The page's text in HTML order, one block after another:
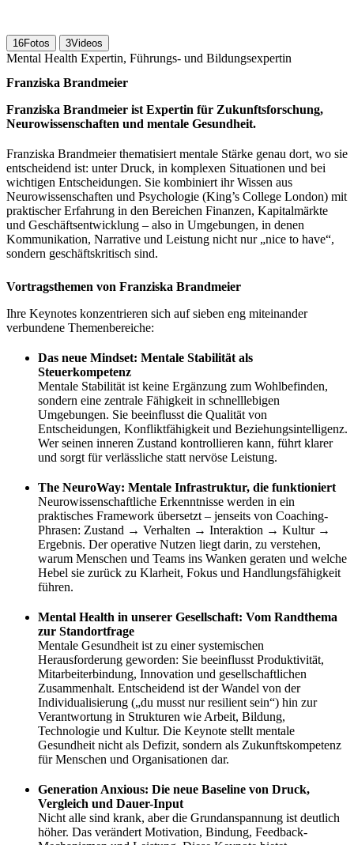
16Fotos 3Videos
Mental Health Expertin, Führungs- und Bildungsexpertin
Franziska Brandmeier
Franziska Brandmeier ist Expertin für Zukunftsforschung,
Neurowissenschaften und mentale Gesundheit.
Franziska Brandmeier thematisiert mentale Stärke genau dort, wo sie
entscheidend ist: unter Druck, in komplexen Situationen und bei
wichtigen Entscheidungen. Sie kombiniert ihr Wissen aus
Neurowissenschaften und Psychologie (King’s College London) mit
praktischer Erfahrung in den Bereichen Finanzen, Kapitalmärkte
und Geschäftsentwicklung – also in Umgebungen, in denen
Kommunikation, Narrative und Leistung nicht nur „nice to have“,
sondern geschäftskritisch sind.
Vortragsthemen von Franziska Brandmeier
Ihre Keynotes konzentrieren sich auf sieben eng miteinander
verbundene Themenbereiche:
Das neue Mindset: Mentale Stabilität als
Steuerkompetenz
Mentale Stabilität ist keine Ergänzung zum Wohlbefinden,
sondern eine zentrale Fähigkeit in schnelllebigen
Umgebungen. Sie beeinflusst die Qualität von
Entscheidungen, Konfliktfähigkeit und Beziehungsintelligenz.
Wer seinen inneren Zustand kontrollieren kann, führt klarer
und sorgt für verlässliche statt nervöse Leistung.
The NeuroWay: Mentale Infrastruktur, die funktioniert
Neurowissenschaftliche Erkenntnisse werden in ein
praktisches Framework übersetzt – jenseits von Coaching-
Phrasen: Zustand → Verhalten → Interaktion → Kultur →
Ergebnis. Der operative Nutzen liegt darin, zu verstehen,
warum Menschen und Teams ins Wanken geraten und welche
Hebel sie zurück zu Klarheit, Fokus und Handlungsfähigkeit
führen.
Mental Health in unserer Gesellschaft: Vom Randthema
zur Standortfrage
Mentale Gesundheit ist zu einer systemischen
Herausforderung geworden: Sie beeinflusst Produktivität,
Mitarbeiterbindung, Innovation und gesellschaftlichen
Zusammenhalt. Entscheidend ist der Wandel von der
Individualisierung („du musst nur resilient sein“) hin zur
Verantwortung in Strukturen wie Arbeit, Bildung,
Technologie und Kultur. Die Keynote stellt mentale
Gesundheit nicht als Defizit, sondern als Zukunftskompetenz
für Menschen und Organisationen dar.
Generation Anxious: Die neue Baseline von Druck,
Vergleich und Dauer-Input
Nicht alle sind krank, aber die Grundanspannung ist deutlich
höher. Das verändert Motivation, Bindung, Feedback-